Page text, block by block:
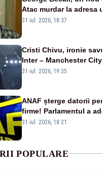
Atac murdar la adresa
sportiv – AUDIO
31 iul. 2026, 18:37
Cristi Chivu, ironie
Inter – Manchester
mai cumpărați și de la
31 iul. 2026, 19:35
ANAF șterge datorii
firme! Parlamentul a
amnistia fiscală
31 iul. 2026, 18:21
POPULARE